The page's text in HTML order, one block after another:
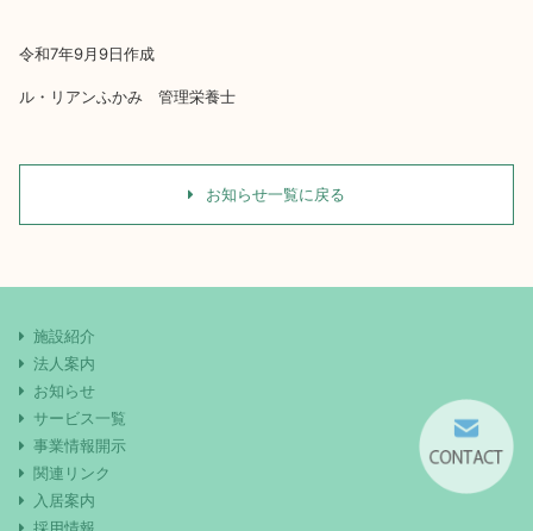
令和7年9月9日作成
ル・リアンふかみ 管理栄養士
お知らせ一覧に戻る
施設紹介
法人案内
お知らせ
サービス一覧
事業情報開示
関連リンク
入居案内